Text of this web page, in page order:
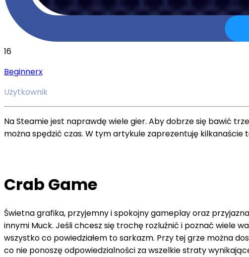
16
Beginnerx
Użytkownik
Na Steamie jest naprawdę wiele gier. Aby dobrze się bawić
można spędzić czas. W tym artykule zaprezentuję kilkanaście
Crab Game
Świetna grafika, przyjemny i spokojny gameplay oraz
innymi Muck. Jeśli chcesz się trochę rozluźnić i poznać wiele
wszystko co powiedziałem to sarkazm. Przy tej grze można
co nie ponoszę odpowiedzialności za wszelkie straty